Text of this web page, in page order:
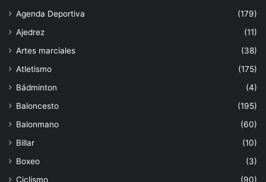
Agenda Deportiva
(179)
Ajedrez
(11)
Artes marciales
(38)
Atletismo
(175)
Bádminton
(4)
Baloncesto
(195)
Balonmano
(60)
Billar
(10)
Boxeo
(3)
Ciclismo
(90)